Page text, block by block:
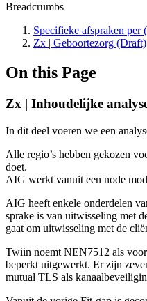
Breadcrumbs
Specifieke afspraken per
Zx | Geboortezorg (Draft)
On this Page
Zx | Inhoudelijke
In dit deel voeren we een
Alle regio’s hebben gekozen
doet.
AIG werkt vanuit een node
AIG heeft enkele onderdelen
sprake is van uitwisseling met
gaat om uitwisseling met de
Twiin noemt NEN7512 als
beperkt uitgewerkt. Er zijn
mutual TLS als